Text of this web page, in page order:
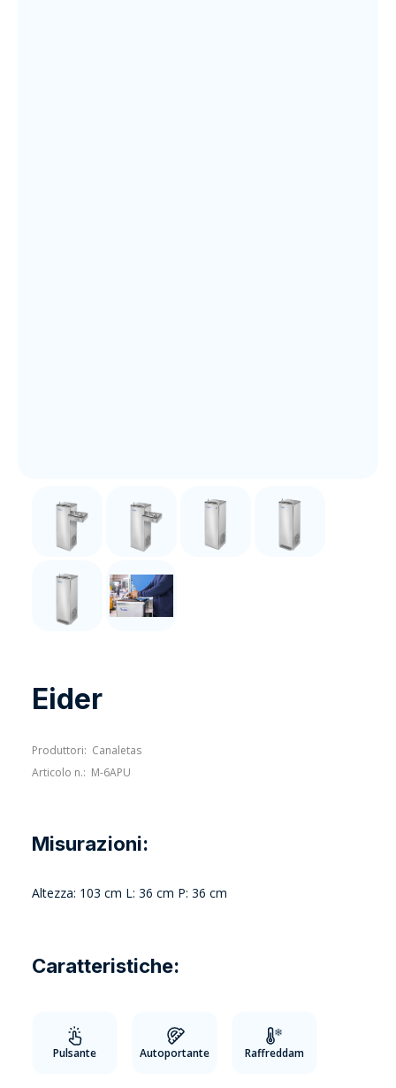
Eider
Produttori: Canaletas
Articolo n.: M-6APU
Misurazioni:
Altezza: 103 cm L: 36 cm P: 36 cm
Caratteristiche:
Pulsante Autoportante Raffreddam